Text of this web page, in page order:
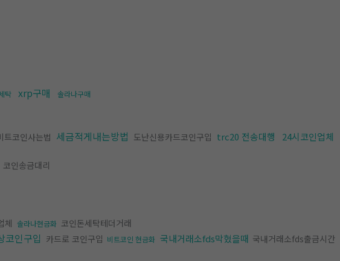
탁 xrp구매
솔라나구매
트코인사는법 세금적게내는방법 도난신용카드코인구입 trc20 전송대행 24시코인업체
코인송금대리
체 솔라나현금화 코인돈세탁테더거래
코인구입 카드로 코인구입 비트코인 현금화 국내거래소fds막혔을때 국내거래소fds출금시간